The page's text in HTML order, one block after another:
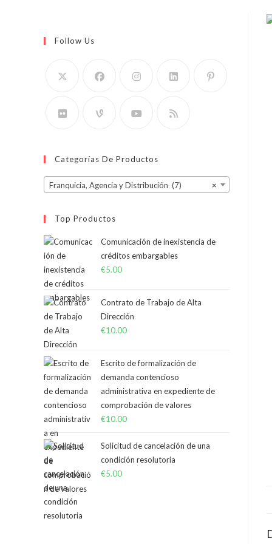
Follow Us
Categorías De Productos
×
Franquicia, Agencia y Distribución (7)
Top Productos
Comunicación de inexistencia de
créditos embargables
€5.00
Contrato de Trabajo de Alta
Dirección
€10.00
Escrito de formalización de
demanda contencioso
administrativa en expediente de
comprobación de valores
€10.00
Solicitud de cancelación de una
condición resolutoria
€5.00